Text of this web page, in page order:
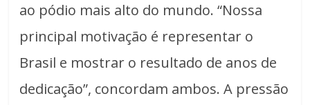
ao pódio mais alto do mundo. “Nossa
principal motivação é representar o
Brasil e mostrar o resultado de anos de
dedicação”, concordam ambos. A pressão